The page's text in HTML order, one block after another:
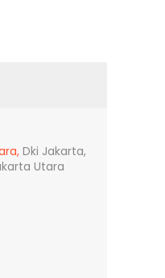
Dki Jakarta,
Utara